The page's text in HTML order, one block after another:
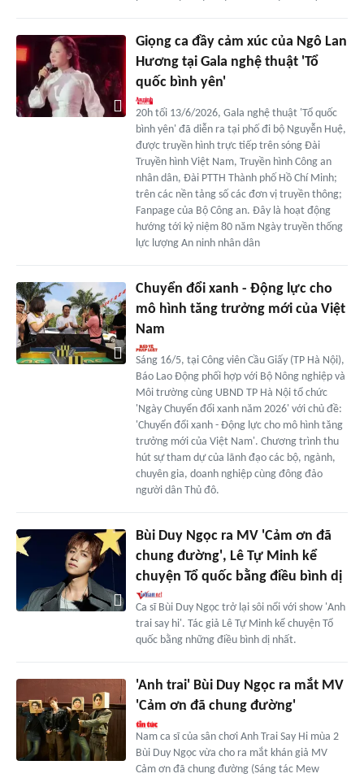
Giọng ca đầy cảm xúc của Ngô Lan
Hương tại Gala nghệ thuật 'Tổ
quốc bình yên'
20h tối 13/6/2026, Gala nghệ thuật 'Tổ quốc
bình yên' đã diễn ra tại phố đi bộ Nguyễn Huệ,
được truyền hình trực tiếp trên sóng Đài
Truyền hình Việt Nam, Truyền hình Công an
nhân dân, Đài PTTH Thành phố Hồ Chí Minh;
trên các nền tảng số các đơn vị truyền thông;
Fanpage của Bộ Công an. Đây là hoạt động
hướng tới kỷ niệm 80 năm Ngày truyền thống
lực lượng An ninh nhân dân
Chuyển đổi xanh - Động lực cho
mô hình tăng trưởng mới của Việt
Nam
Sáng 16/5, tại Công viên Cầu Giấy (TP Hà Nội),
Báo Lao Động phối hợp với Bộ Nông nghiệp và
Môi trường cùng UBND TP Hà Nội tổ chức
'Ngày Chuyển đổi xanh năm 2026' với chủ đề:
'Chuyển đổi xanh - Động lực cho mô hình tăng
trưởng mới của Việt Nam'. Chương trình thu
hút sự tham dự của lãnh đạo các bộ, ngành,
chuyên gia, doanh nghiệp cùng đông đảo
người dân Thủ đô.
Bùi Duy Ngọc ra MV 'Cảm ơn đã
chung đường', Lê Tự Minh kể
chuyện Tổ quốc bằng điều bình dị
Ca sĩ Bùi Duy Ngọc trở lại sôi nổi với show 'Anh
trai say hi'. Tác giả Lê Tự Minh kể chuyện Tổ
quốc bằng những điều bình dị nhất.
'Anh trai' Bùi Duy Ngọc ra mắt MV
'Cảm ơn đã chung đường'
Nam ca sĩ của sân chơi Anh Trai Say Hi mùa 2
Bùi Duy Ngọc vừa cho ra mắt khán giả MV
Cảm ơn đã chung đường (Sáng tác Mew